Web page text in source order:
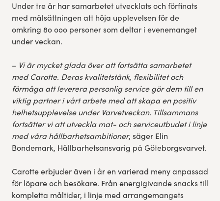
Under tre år har samarbetet utvecklats och förfinats
med målsättningen att höja upplevelsen för de
omkring 80 000 personer som deltar i evenemanget
under veckan.
– Vi är mycket glada över att fortsätta samarbetet
med Carotte. Deras kvalitetstänk, flexibilitet och
förmåga att leverera personlig service gör dem till en
viktig partner i vårt arbete med att skapa en positiv
helhetsupplevelse under Varvetveckan. Tillsammans
fortsätter vi att utveckla mat- och serviceutbudet i linje
med våra hållbarhetsambitioner, säger Elin
Bondemark, Hållbarhetsansvarig på Göteborgsvarvet.
Carotte erbjuder även i år en varierad meny anpassad
för löpare och besökare. Från energigivande snacks till
kompletta måltider, i linje med arrangemangets